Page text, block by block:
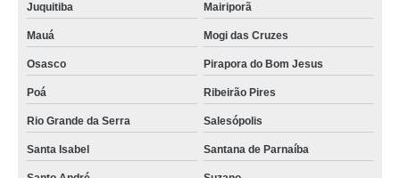
Juquitiba Mairiporã
Mauá Mogi das Cruzes
Osasco Pirapora do Bom Jesus
Poá Ribeirão Pires
Rio Grande da Serra Salesópolis
Santa Isabel Santana de Parnaíba